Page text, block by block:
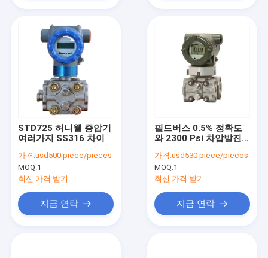
STD725 허니웰 증압기
여러가지 SS316 차이
가격:usd500 piece/pieces
MOQ:1
최신 가격 받기
지금 연락
필드버스 0.5% 정확도
와 2300 Psi 차압발진
가격:usd530 piece/pieces
MOQ:1
최신 가격 받기
지금 연락